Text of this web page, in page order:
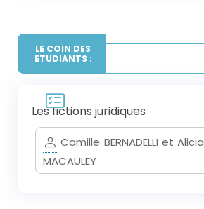
LE COIN DES
ETUDIANTS :
Les fictions juridiques
Camille BERNADELLI et Alicia
MACAULEY